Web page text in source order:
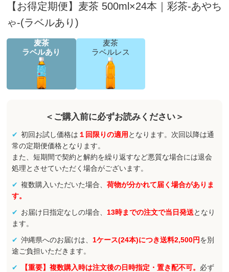
【お得定期便】麦茶 500ml×24本｜彩茶-あやち
ゃ-(ラベルあり)
麦茶
ラベルあり
麦茶
ラベルレス
＜ご購入前に必ずお読みください＞
初回お試し価格は １回限りの適用 となります。次回以降は通
常の定期便価格となります。
また、短期間で契約と解約を繰り返すなど悪質な場合には退会
処理とさせていただく場合がございます。
複数購入いただいた場合、荷物が分かれて届く場合がありま
す。
お届け日指定なしの場合、 13時までの注文で当日発送となり
ます。
沖縄県へのお届けは、 1ケース(24本)につき送料2,500円を別
途ご負担いただきます。
【重要】複数購入時は注文後の日時指定・置き配不可。 必ず